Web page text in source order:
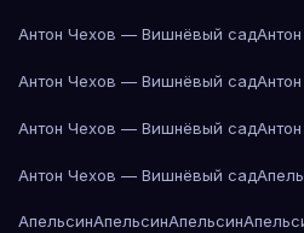
Антон Чехов — Вишнёвый сад
Антон Чехов — Вишнёвый сад
Антон Чехов — Вишнёвый сад
Антон Чехов — Вишнёвый сад
АпельсинАпельсинАпельсин